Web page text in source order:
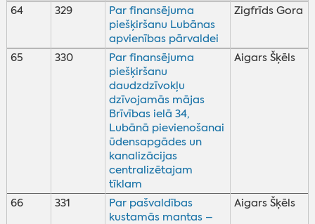
64 329
Par finansējuma
piešķiršanu Lubānas
apvienības pārvaldei
Zigfrīds Gora
65 330
Par finansējuma
piešķiršanu
daudzdzīvokļu
dzīvojamās mājas
Brīvības ielā 34,
Lubānā pievienošanai
ūdensapgādes un
kanalizācijas
centralizētajam
tīklam
Aigars Šķēls
66 331
Par pašvaldības
kustamās mantas –
Aigars Šķēls